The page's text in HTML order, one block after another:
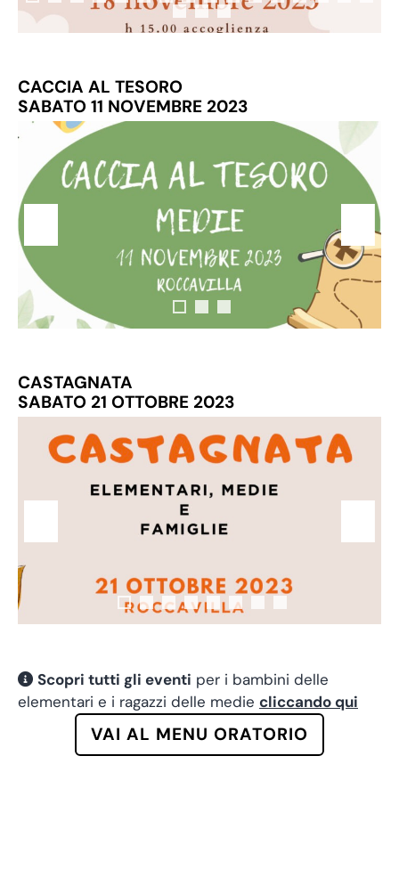
CACCIA AL TESORO
SABATO 11 NOVEMBRE 2023
CASTAGNATA
SABATO 21 OTTOBRE 2023
Scopri tutti gli eventi per i bambini delle
elementari e i ragazzi delle medie cliccando qui
VAI AL MENU ORATORIO